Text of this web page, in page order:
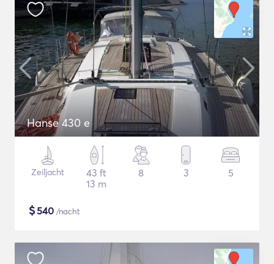
Hanse 430 e
Zeiljacht
43 ft
13 m
8 3 5
$540 /nacht